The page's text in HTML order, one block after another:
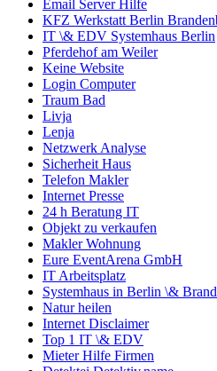
Email Server Hilfe
KFZ Werkstatt Berlin
IT \& EDV Systemhaus Berlin
Pferdehof am Weiler
Keine Website
Login Computer
Traum Bad
Livja
Lenja
Netzwerk Analyse
Sicherheit Haus
Telefon Makler
Internet Presse
24 h Beratung IT
Objekt zu verkaufen
Makler Wohnung
Eure EventArena GmbH
IT Arbeitsplatz
Systemhaus in Berlin \&
Natur heilen
Internet Disclaimer
Top 1 IT \& EDV
Mieter Hilfe Firmen